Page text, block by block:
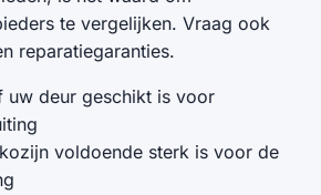
te vergelijken. Vraag ook
reparatiegaranties.
uw deur geschikt is voor
voldoende sterk is voor de